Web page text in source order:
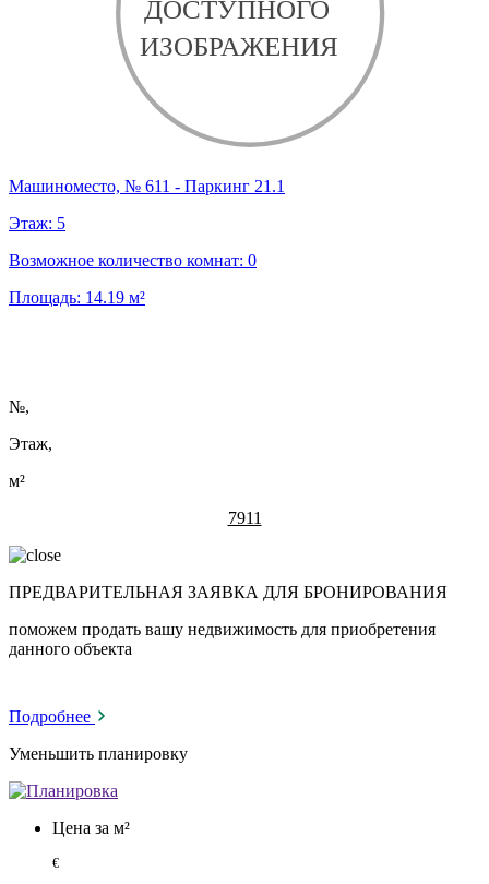
Машиноместо, № 611 - Паркинг 21.1
Этаж: 5
Возможное количество комнат: 0
Площадь: 14.19 м²
№,
Этаж,
м²
7911
ПРЕДВАРИТЕЛЬНАЯ ЗАЯВКА ДЛЯ БРОНИРОВАНИЯ
поможем продать вашу недвижимость для приобретения
данного объекта
Подробнее
Уменьшить планировку
Цена за м²
€